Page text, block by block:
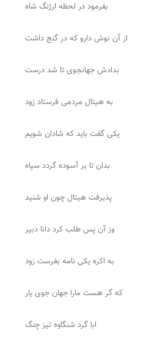
بفرمود در لحظه ارژنگ شاه
از آن نوش دارو که در گنج داشت
بدادش جهانجوی تا شد درست
به هیتال مردمی فرستاد زود
یکی گفت باید که شادان شویم
بدان تا بر آسوده گردد سپاه
پذیرفت هیتال چون او شنید
وز آن پس طلب کرد دانا دبیر
به اکره یکی نامه بفرست زود
که گر هست مارا جهان جوی یار
ابا گرد شنگاوه تیز چنگ